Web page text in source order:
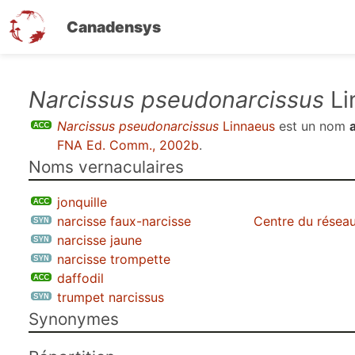
Canadensys
contenu
Narcissus pseudonarcissus
Narcissus pseudonarcissus Linnaeus est un nom
FNA Ed. Comm., 2002b.
Noms vernaculaires
jonquille
narcisse faux-narcisse
Centre du
narcisse jaune
narcisse trompette
daffodil
trumpet narcissus
Synonymes